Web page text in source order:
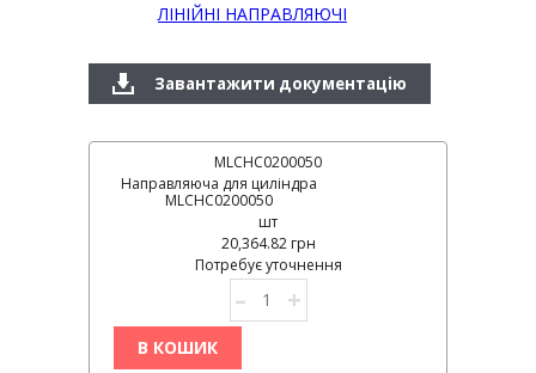
ЛІНІЙНІ НАПРАВЛЯЮЧІ
Завантажити документацію
MLCHC0200050
Направляюча для циліндра
MLCHC0200050
шт
20,364.82 грн
Потребує уточнення
– +
В КОШИК